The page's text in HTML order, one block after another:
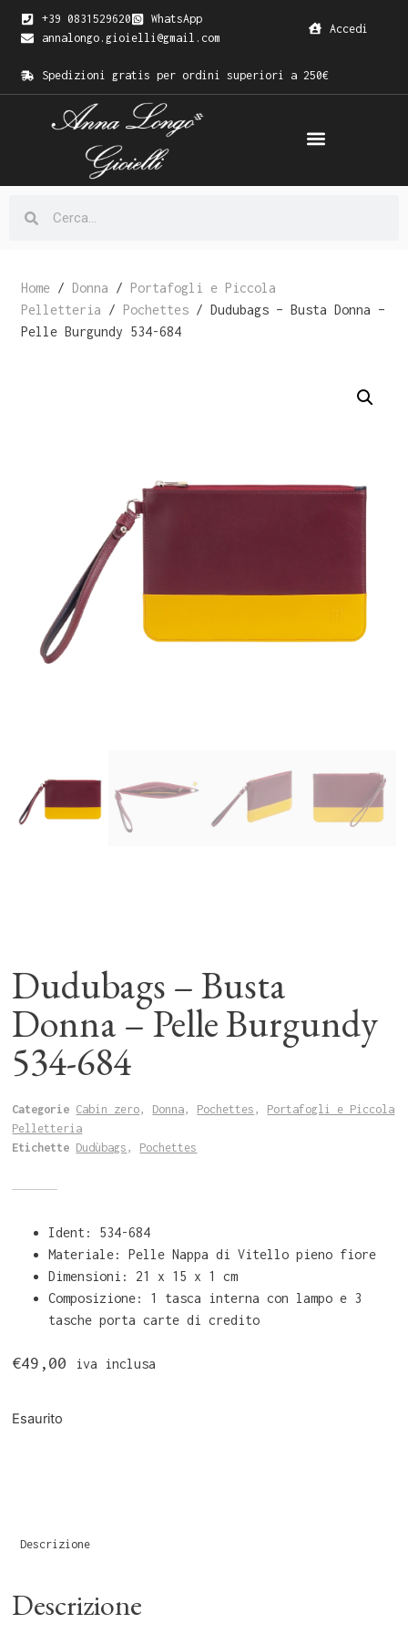
+39 0831529620
WhatsApp
annalongo.gioielli@gmail.com
Accedi
Spedizioni gratis per ordini superiori a 250€
Home / Donna / Portafogli e Piccola
Pelletteria / Pochettes / Dudubags – Busta Donna –
Pelle Burgundy 534-684
Dudubags – Busta
Donna – Pelle Burgundy
534-684
Categorie Cabin zero, Donna, Pochettes , Portafogli e Piccola
Pelletteria
Etichette Dudùbags , Pochettes
Ident: 534-684
Materiale: Pelle Nappa di Vitello pieno fiore
Dimensioni: 21 x 15 x 1 cm
Composizione: 1 tasca interna con lampo e 3
tasche porta carte di credito
€49,00 iva inclusa
Esaurito
Descrizione
Descrizione